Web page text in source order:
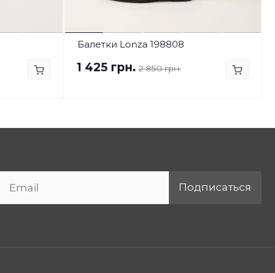
Балетки Lonza 198808
1 425 грн. 2 850 грн.
Подписаться